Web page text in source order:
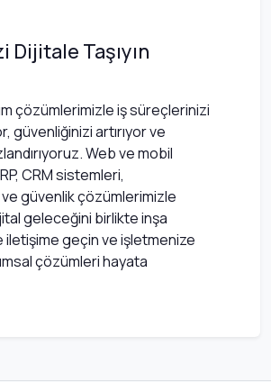
Dijitale Taşıyın
çözümlerimizle iş süreçlerinizi
güvenliğinizi artırıyor ve
Web ve mobil
CRM sistemleri,
güvenlik çözümlerimizle
geleceğini birlikte inşa
iletişime geçin ve işletmenize
çözümleri hayata